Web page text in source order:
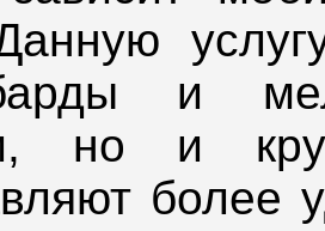
и
но и
более